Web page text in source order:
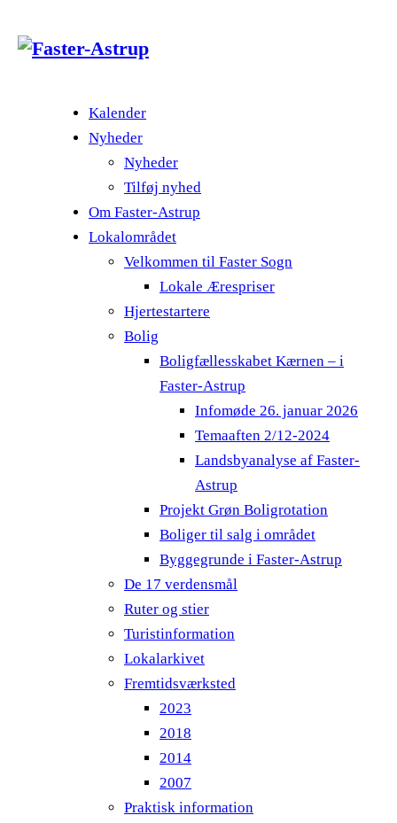
Kalender
Nyheder
Nyheder
Tilføj nyhed
Om Faster-Astrup
Lokalområdet
Velkommen til Faster Sogn
Lokale Ærespriser
Hjertestartere
Bolig
Boligfællesskabet Kærnen – i
Faster-Astrup
Infomøde 26. januar 2026
Temaaften 2/12-2024
Landsbyanalyse af Faster-
Astrup
Projekt Grøn Boligrotation
Boliger til salg i området
Byggegrunde i Faster-Astrup
De 17 verdensmål
Ruter og stier
Turistinformation
Lokalarkivet
Fremtidsværksted
2023
2018
2014
2007
Praktisk information